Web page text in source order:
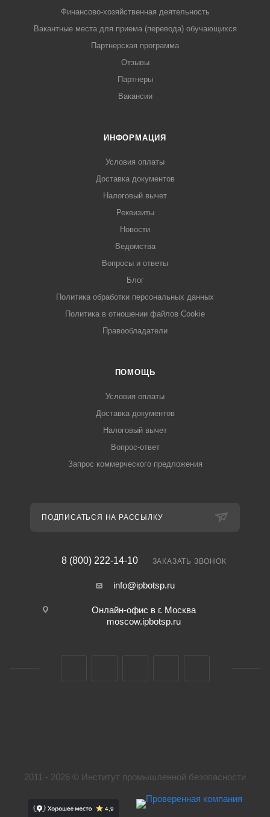
Финансово-хозяйственная деятельность
Вакантные места для приема (перевода) обучающихся
Партнерская программа
Отзывы
Партнеры
Вакансии
ИНФОРМАЦИЯ
Условия оплаты
Доставка документов
Налоговый вычет
Реквизиты
Новости
Ведомства
Вопросы и ответы
Блог
Политика обработки персональных данных
Политика в отношении файлов Cookie
Правообладатели
ПОМОЩЬ
Условия оплаты
Доставка документов
Налоговый вычет
Вопрос-ответ
Запрос коммерческого предложения
ПОДПИСАТЬСЯ НА РАССЫЛКУ
8 (800) 222-14-10 ЗАКАЗАТЬ ЗВОНОК
info@ipbotsp.ru
Онлайн-офис в г. Москва
moscow.ipbotsp.ru
2011 - 2026 © Институт промышленной безопасности